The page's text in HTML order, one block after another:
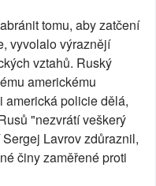
tomu, aby zatčení
vyvolalo výraznějí
vztahů. Ruský
americkému
policie dělá,
"nezvrátí veškerý
Lavrov zdůraznil,
činy zaměřené proti